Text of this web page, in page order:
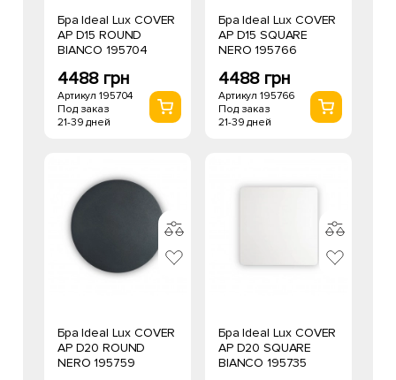
Бра Ideal Lux COVER
AP D15 ROUND
BIANCO 195704
4488 грн
Артикул 195704
Под заказ
21-39 дней
Бра Ideal Lux COVER
AP D15 SQUARE
NERO 195766
4488 грн
Артикул 195766
Под заказ
21-39 дней
Бра Ideal Lux COVER
AP D20 ROUND
NERO 195759
Бра Ideal Lux COVER
AP D20 SQUARE
BIANCO 195735